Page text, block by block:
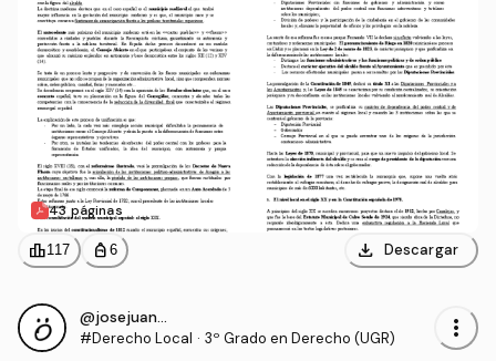
43 páginas
leaderboard117 personal_bag 6 download Descargar
@josejuan12
#Derecho Local · 3º Grado en Derecho (UGR) more_vert